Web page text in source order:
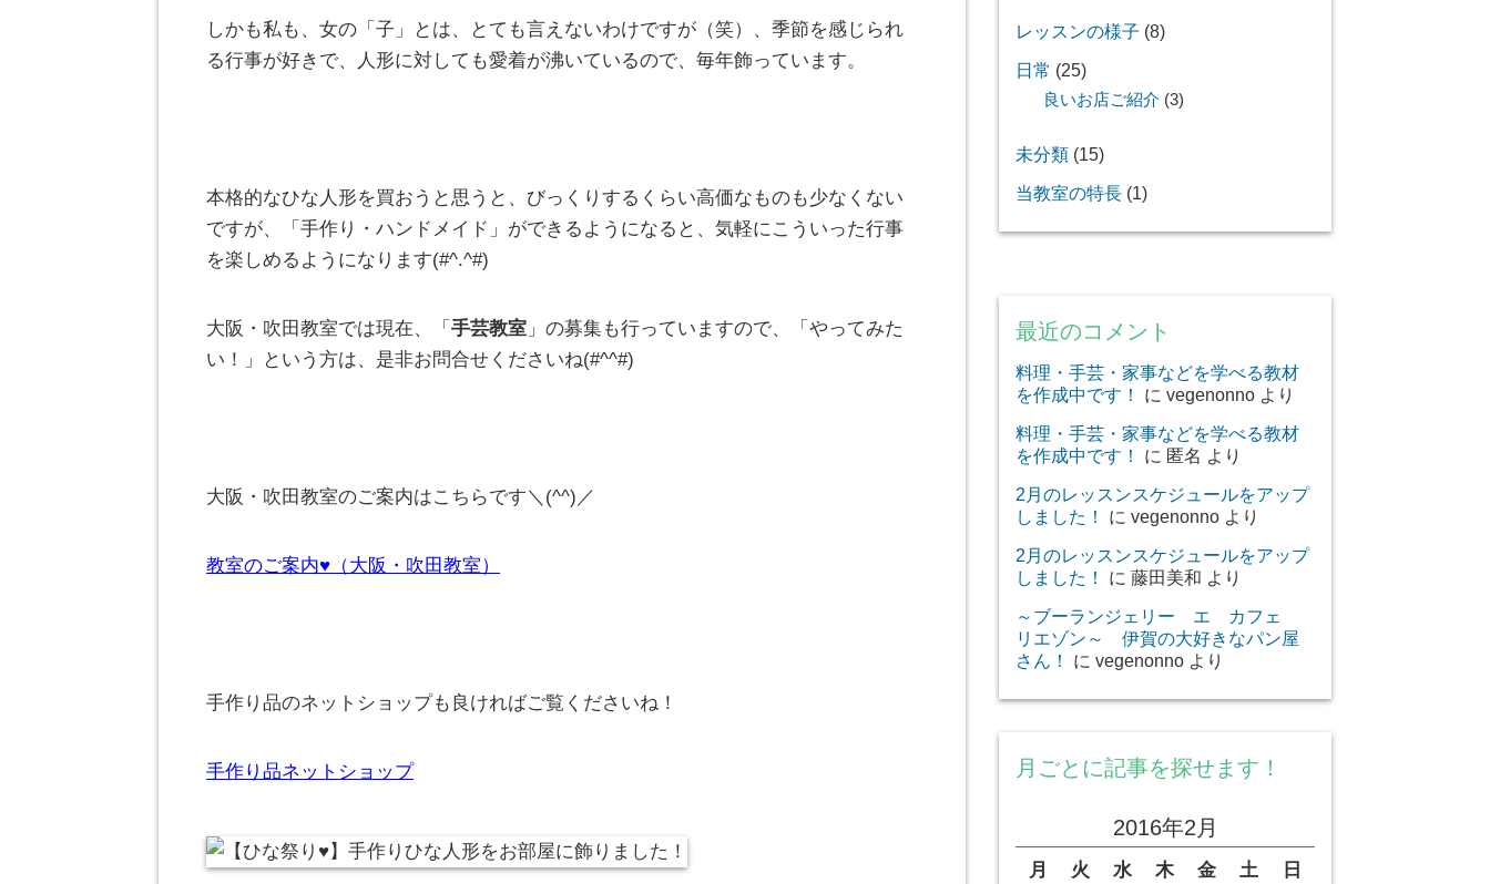
しかも私も、女の「子」とは、とても言えないわけですが（笑）、季節を感じられ
る行事が好きで、人形に対しても愛着が沸いているので、毎年飾っています。
本格的なひな人形を買おうと思うと、びっくりするくらい高価なものも少なくない
ですが、「手作り・ハンドメイド」ができるようになると、気軽にこういった行事
を楽しめるようになります(#^.^#)
大阪・吹田教室では現在、「 手芸教室 」の募集も行っていますので、「やってみた
い！」という方は、是非お問合せくださいね(#^^#)
大阪・吹田教室のご案内はこちらです＼(^^)／
教室のご案内♥（大阪・吹田教室）
手作り品のネットショップも良ければご覧くださいね！
手作り品ネットショップ
レッスンの様子 (8)
日常 (25)
良いお店ご紹介 (3)
未分類 (15)
当教室の特長 (1)
最近のコメント
料理・手芸・家事などを学べる教材
を作成中です！
に vegenonno より
料理・手芸・家事などを学べる教材
を作成中です！
に 匿名 より
2月のレッスンスケジュールをアップ
しました！
に vegenonno より
2月のレッスンスケジュールをアップ
しました！
に 藤田美和 より
～ブーランジェリー エ カフェ
リエゾン～ 伊賀の大好きなパン屋
さん！
に vegenonno より
月ごとに記事を探せます！
2016年2月
月 火 水 木 金 土
日